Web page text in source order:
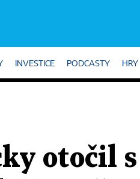
INVESTICE PODCASTY HRY
otočil